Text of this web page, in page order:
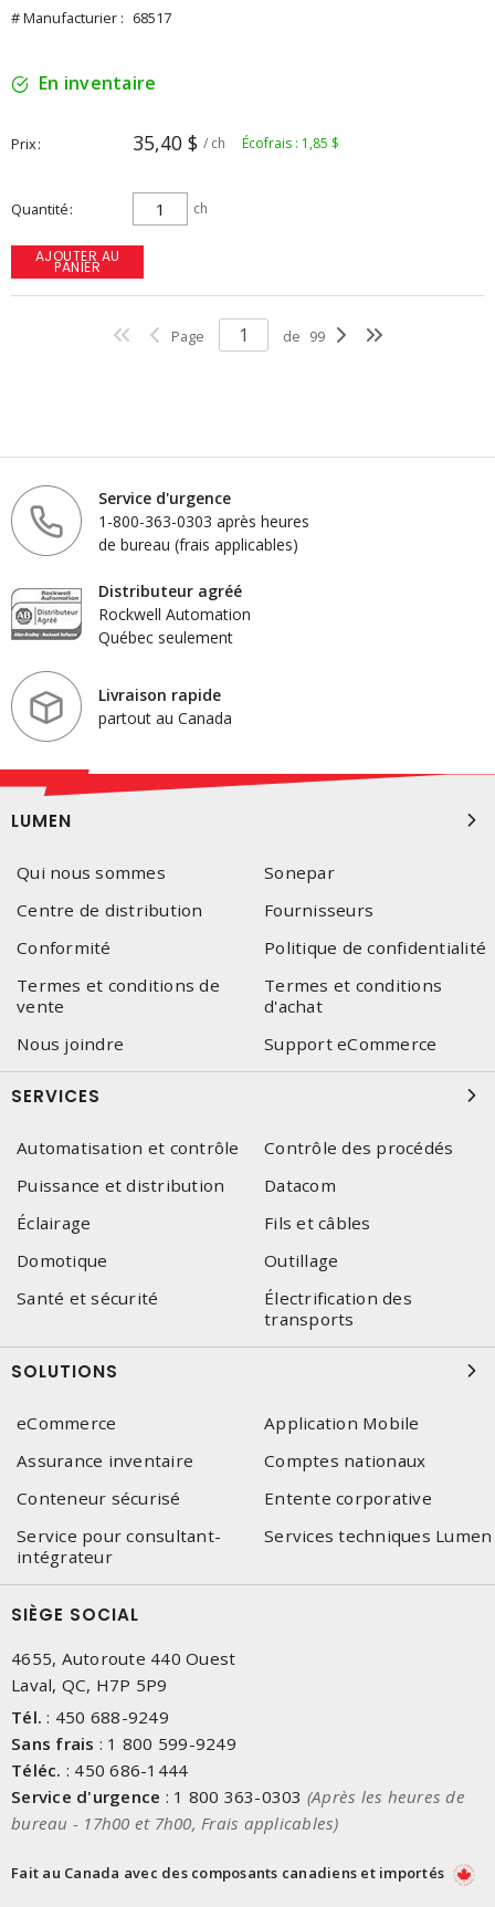
# Manufacturier : 68517
En inventaire
Prix 35,40 $ / ch Écofrais : 1,85 $
Quantité ch
AJOUTER AU
PANIER
Page de 99
Service d'urgence
1-800-363-0303 après heures
de bureau (frais applicables)
Distributeur agréé
Rockwell Automation
Québec seulement
Livraison rapide
partout au Canada
LUMEN
Qui nous sommes
Sonepar
Centre de distribution
Fournisseurs
Conformité
Politique de confidentialité
Termes et conditions de
vente
Termes et conditions
d'achat
Nous joindre
Support eCommerce
SERVICES
Automatisation et contrôle
Contrôle des procédés
Puissance et distribution
Datacom
Éclairage
Fils et câbles
Domotique
Outillage
Santé et sécurité
Électrification des
transports
SOLUTIONS
eCommerce
Application Mobile
Assurance inventaire
Comptes nationaux
Conteneur sécurisé
Entente corporative
Service pour consultant-
intégrateur
Services techniques Lumen
SIÈGE SOCIAL
4655, Autoroute 440 Ouest
Laval, QC, H7P 5P9
Tél. : 450 688-9249
Sans frais : 1 800 599-9249
Téléc. : 450 686-1444
Service d'urgence : 1 800 363-0303 (Après les heures de
bureau - 17h00 et 7h00, Frais applicables)
Fait au Canada avec des composants canadiens et importés